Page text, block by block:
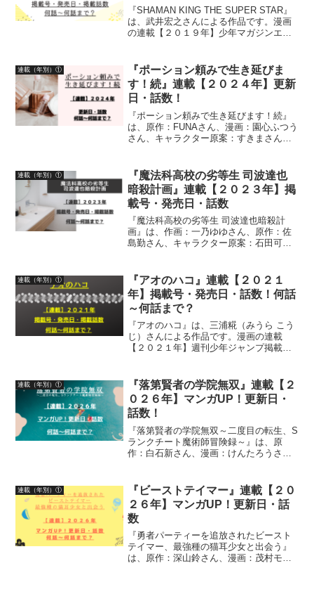
『SHAMAN KING THE SUPER STAR』
は、武井宏之さんによる作品です。漫画
の連載【２０１９年】少年マガジンエッ
連載（年別）①
『ポーション頼みで生き延びま
す！続』連載【２０２４年】更新
日・話数！
『ポーション頼みで生き延びます！続』
は、原作：FUNAさん、漫画：園心ふつう
さん、キャラクター原案：すきまさんに
について、紹介しています
連載（年別）①
『魔法科高校の劣等生 司波達也
暗殺計画』連載【２０２３年】掲
載号・発売日・話数
『魔法科高校の劣等生 司波達也暗殺計
画』は、作画：一乃ゆゆさん、原作：佐
島勤さん、キャラクター原案：石田可奈
発売日、掲載話数について紹介していま
す
連載（年別）①
『アオのハコ』連載【２０２１
年】掲載号・発売日・話数！何話
～何話まで？
『アオのハコ』は、三浦糀（みうら こう
じ）さんによる作品です。漫画の連載
【２０２１年】週刊少年ジャンプ掲載
連載（年別）①
『落第賢者の学院無双』連載【２
０２６年】マンガUP！更新日・
話数！
『落第賢者の学院無双～二度目の転生、S
ランクチート魔術師冒険録～』は、原
作：白石新さん、漫画：けんたろうさ
年】マンガUP！更新日、話数について、
詳しく紹介しています
連載（年別）①
『ビーストテイマー』連載【２０
２６年】マンガUP！更新日・話
数
『勇者パーティーを追放されたビースト
テイマー、最強種の猫耳少女と出会う』
は、原作：深山鈴さん、漫画：茂村モト